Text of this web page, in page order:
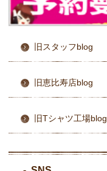
旧スタッフblog
旧恵比寿店blog
旧Tシャツ工場blog